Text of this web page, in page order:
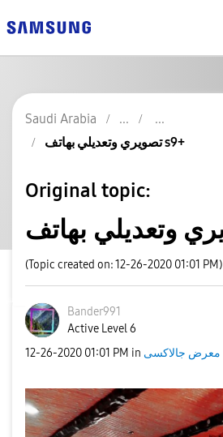
Saudi Arabia
تصويري وتعديلي بهاتف s9+
Original topic:
(Topic created on: 12-26-2020 01:01 PM)
Bander991
Active Level 6
‎12-26-2020 01:01 PM in معرض جالاكسى